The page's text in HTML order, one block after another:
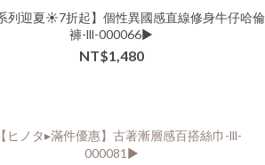
列迎夏☀️7折起】個性異國感直線修身牛仔哈倫
褲-lll-000066▶
NT$1,480